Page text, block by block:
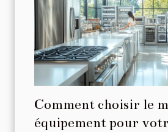
Comment choisir le
équipement pour